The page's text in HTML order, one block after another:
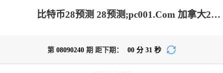
比特币28预测 28预测;pc001.Com 加拿大2.8-结果查询|加拿大2.8在线|加拿大2.8结果分析|加拿大pc2.8预测-在线预测|加拿大2.8 PC查询结果预测_极致火热优质的免费预测网站!
第 08090240 期 距下期： 00 分 31 秒